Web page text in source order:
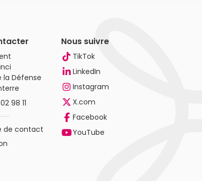
la Défense
98 11
de contact
Nous suivre
TikTok
LinkedIn
Instagram
X.com
Facebook
YouTube